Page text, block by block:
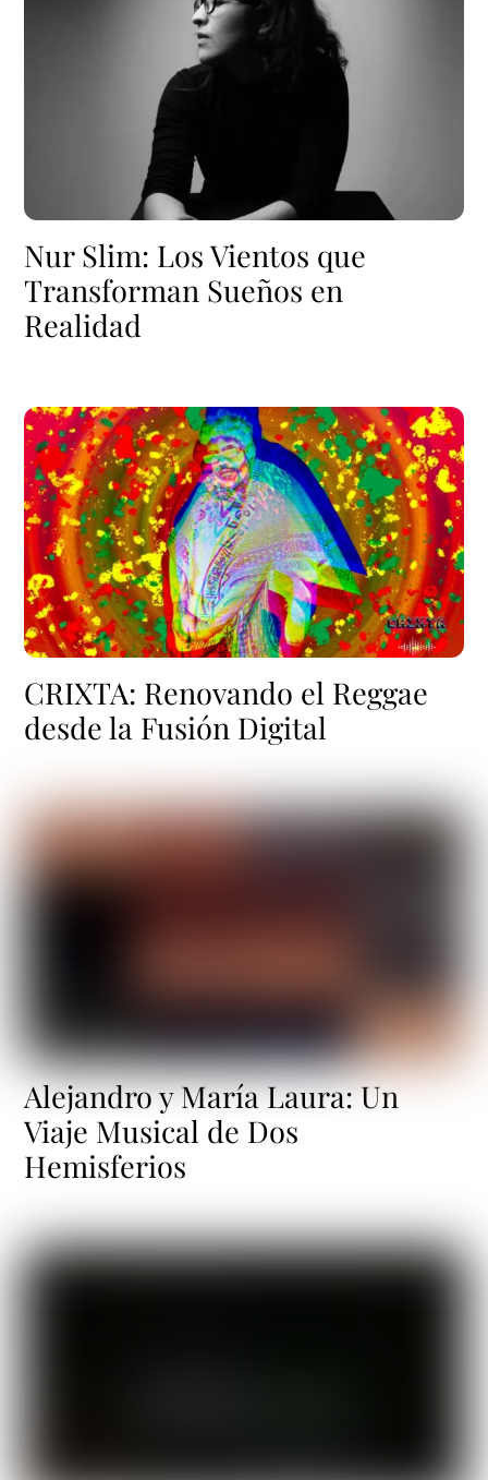
Nur Slim: Los Vientos que
Transforman Sueños en
Realidad
CRIXTA: Renovando el Reggae
desde la Fusión Digital
Alejandro y María Laura: Un
Viaje Musical de Dos
Hemisferios